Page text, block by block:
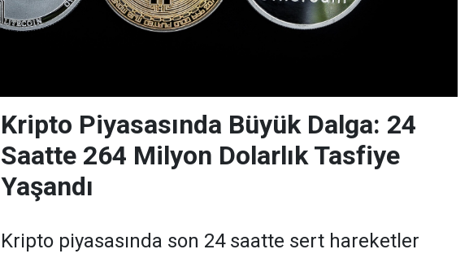
Kripto Piyasasında Büyük Dalga: 24
Saatte 264 Milyon Dolarlık Tasfiye
Yaşandı
Kripto piyasasında son 24 saatte sert hareketler